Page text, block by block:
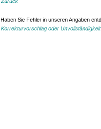
Haben Sie Fehler in unseren Angaben
Korrekturvorschlag oder